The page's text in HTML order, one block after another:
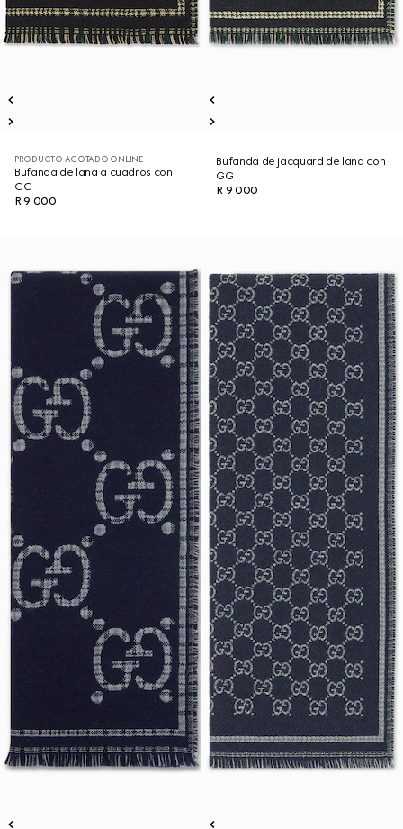
PRODUCTO AGOTADO ONLINE
Bufanda de lana a cuadros con
GG
R 9 000
Bufanda de jacquard de lana con
GG
R 9 000